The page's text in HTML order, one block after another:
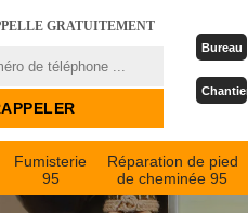
GRATUITEMENT
Bureau
Chantier
Fumisterie
95
Réparation de pied
de cheminée 95